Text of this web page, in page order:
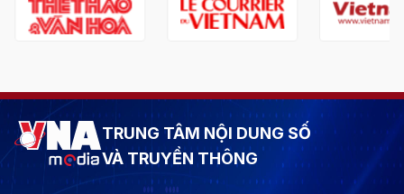
TRUNG TÂM NỘI DUNG SỐ
VÀ TRUYỀN THÔNG